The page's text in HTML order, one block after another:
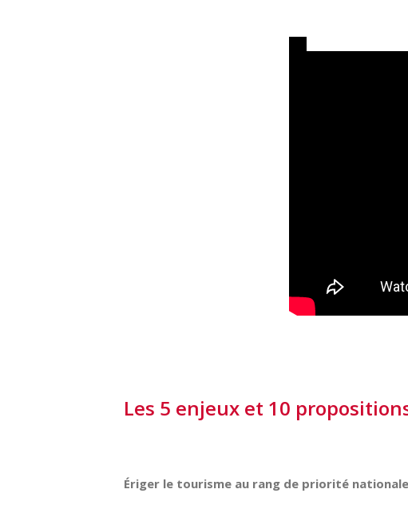
Les 5 enjeux et 10
Ériger le tourisme au rang de priorité